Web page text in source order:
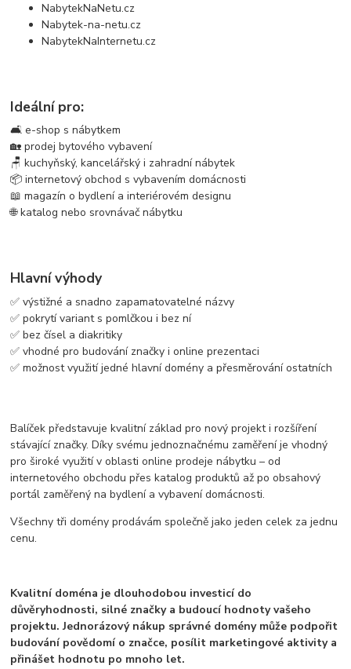
NabytekNaNetu.cz
Nabytek-na-netu.cz
NabytekNaInternetu.cz
Ideální pro:
🛋️ e-shop s nábytkem
🏡 prodej bytového vybavení
🪑 kuchyňský, kancelářský i zahradní nábytek
📦 internetový obchod s vybavením domácnosti
📖 magazín o bydlení a interiérovém designu
🌐 katalog nebo srovnávač nábytku
Hlavní výhody
✅ výstižné a snadno zapamatovatelné názvy
✅ pokrytí variant s pomlčkou i bez ní
✅ bez čísel a diakritiky
✅ vhodné pro budování značky i online prezentaci
✅ možnost využití jedné hlavní domény a přesměrování ostatních
Balíček představuje kvalitní základ pro nový projekt i rozšíření
stávající značky. Díky svému jednoznačnému zaměření je vhodný
pro široké využití v oblasti online prodeje nábytku – od
internetového obchodu přes katalog produktů až po obsahový
portál zaměřený na bydlení a vybavení domácnosti.
Všechny tři domény prodávám společně jako jeden celek za jednu
cenu.
Kvalitní doména je dlouhodobou investicí do
důvěryhodnosti, silné značky a budoucí hodnoty vašeho
projektu. Jednorázový nákup správné domény může podpořit
budování povědomí o značce, posílit marketingové aktivity a
přinášet hodnotu po mnoho let.